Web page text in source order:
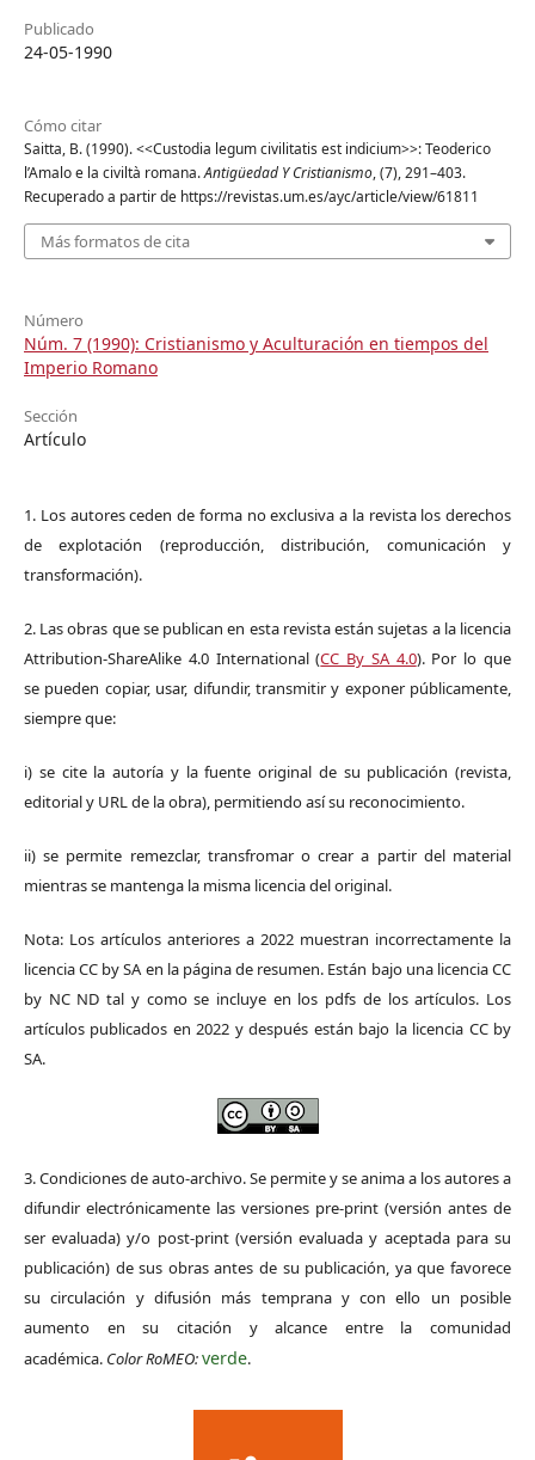
Publicado
24-05-1990
Cómo citar
Saitta, B. (1990). <<Custodia legum civilitatis est indicium>>: Teoderico
l’Amalo e la civiltà romana.Antigüedad Y Cristianismo, (7), 291–403.
Recuperado a partir de https://revistas.um.es/ayc/article/view/61811
Más formatos de cita
Número
Núm. 7 (1990): Cristianismo y Aculturación en tiempos del
Imperio Romano
Sección
Artículo
1. Los autores ceden de forma no exclusiva a la revista los derechos
de explotación (reproducción, distribución, comunicación y
transformación).
2. Las obras que se publican en esta revista están sujetas a la licencia
Attribution-ShareAlike 4.0 International (CC By SA 4.0). Por lo que
se pueden copiar, usar, difundir, transmitir y exponer públicamente,
siempre que:
i) se cite la autoría y la fuente original de su publicación (revista,
editorial y URL de la obra), permitiendo así su reconocimiento.
ii) se permite remezclar, transfromar o crear a partir del material
mientras se mantenga la misma licencia del original.
Nota: Los artículos anteriores a 2022 muestran incorrectamente la
licencia CC by SA en la página de resumen. Están bajo una licencia CC
by NC ND tal y como se incluye en los pdfs de los artículos. Los
artículos publicados en 2022 y después están bajo la licencia CC by
SA.
3. Condiciones de auto-archivo. Se permite y se anima a los autores a
difundir electrónicamente las versiones pre-print (versión antes de
ser evaluada) y/o post-print (versión evaluada y aceptada para su
publicación) de sus obras antes de su publicación, ya que favorece
su circulación y difusión más temprana y con ello un posible
aumento en su citación y alcance entre la comunidad
académica. Color RoMEO:verde.